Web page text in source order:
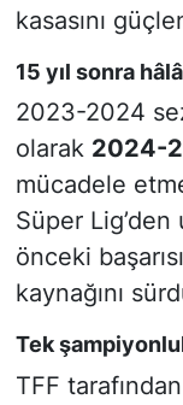
kasasını
15 yıl sonra
2023-2024
olarak 2024-
mücadele
Süper Lig’den
önceki
kaynağını
Tek
TFF